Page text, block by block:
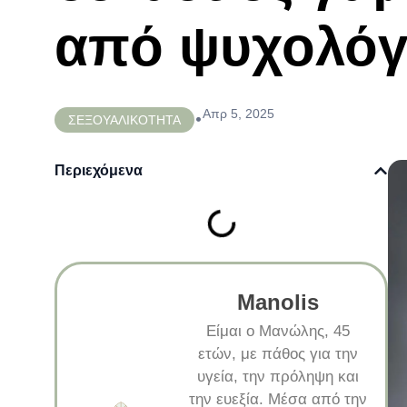
από
ΣΕΞΟΥΑΛΙΚΟΤΗΤΑ •Απρ 5, 2025
Περιεχόμενα
Manolis
Είμαι ο Μανώλης, 45
ετών, με πάθος για την
υγεία, την πρόληψη και
την ευεξία. Μέσα από την